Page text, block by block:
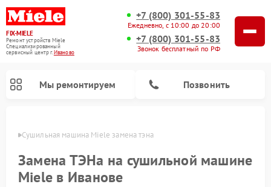
FIX-MIELE
Ремонт устройств Miele
Специализированный
cервисный центр г.Иваново
+7 (800) 301-55-83
Ежедневно, с 10:00 до 20:00
+7 (800) 301-55-83
Звонок бесплатный по РФ
Мы ремонтируем Позвонить
Сушильная машина Miele замена тэна
Замена ТЭНа на сушильной машине
Miele в Иванове